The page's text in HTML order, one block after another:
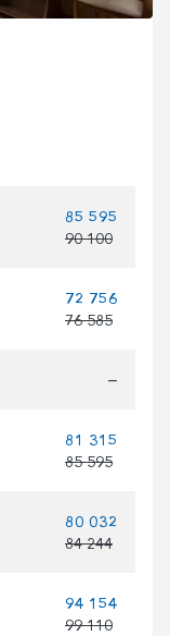
85 595
90 100
72 756
76 585
—
81 315
85 595
80 032
84 244
94 154
99 110